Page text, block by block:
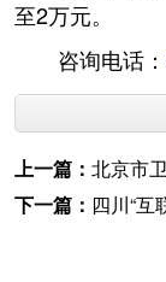
至2万元。
咨询电话：
上一篇： 北京市
下一篇： 四川“互